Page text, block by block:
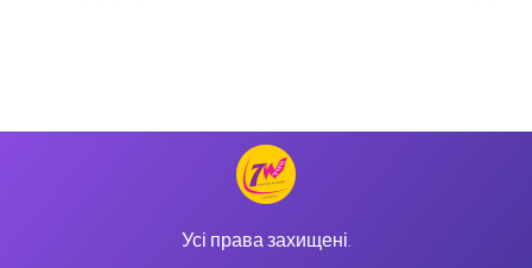
Усі права захищені.